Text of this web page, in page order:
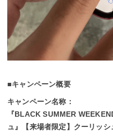
■キャンペーン概要
キャンペーン名称：
『BLACK SUMMER
ュ』【来場者限定】クーリッシ